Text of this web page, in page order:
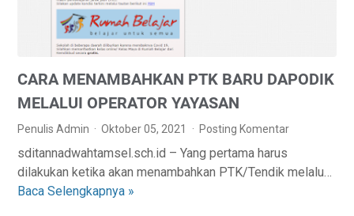
D
A
W
B
S
E
A
N
A
K
U
P
T
M
E
L
A
CARA MENAMBAHKAN PTK BARU DAPODIK
MELALUI OPERATOR YAYASAN
Penulis Admin Oktober 05, 2021 Posting Komentar
sditannadwahtamsel.sch.id – Yang pertama harus
dilakukan ketika akan menambahkan PTK/Tendik melalu…
Baca Selengkapnya »